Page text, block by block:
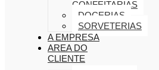
CONFEITARIAS
DOCERIAS
SORVETERIAS
A EMPRESA
AREA DO
CLIENTE